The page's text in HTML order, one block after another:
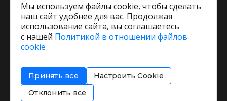
Пользовательское соглашение
Соглашение об информировании
Политика использования cookies
Мы используем файлы cookie, чтобы сделать
наш сайт удобнее для вас. Продолжая
использование сайта, вы соглашаетесь
с нашей Политикой в отношении файлов
cookie
Принять все
Настроить Cookie
Отклонить все